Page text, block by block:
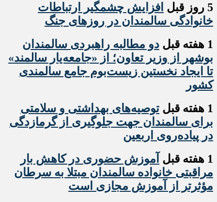
5 روز قبل
افزایش چشمگیر ارتباطات
خانوادگی سالمندان در روزهای جنگ
1 هفته قبل
دو مطالبه راهبردی سالمندان
بوشهر از وزیر تعاون؛ از «جامعه‌یار سالمند»
تا ایجاد نخستین زیست‌بوم جامع سالمندی
کشور
1 هفته قبل
️توصیه‌های بهداشتی و سلامتی
برای سالمندان جهت جلوگیری از گرمازدگی
در پیاده‌روی اربعین
1 هفته قبل
آموزش حضوری در کاهش بار
مراقبتی خانواده سالمندان مبتلا به سرطان
مؤثرتر از آموزش مجازی است